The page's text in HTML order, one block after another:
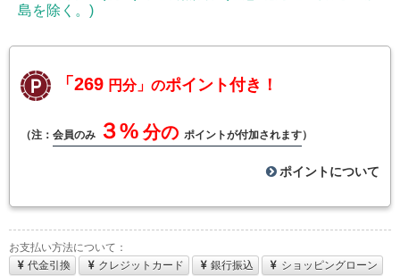
島を除く。)
「269 円分」のポイント付き！
（注： 会員のみ ３% 分の ポイントが付加されます）
ポイントについて
お支払い方法について：
代金引換
クレジットカード 銀行振込
ショッピングローン